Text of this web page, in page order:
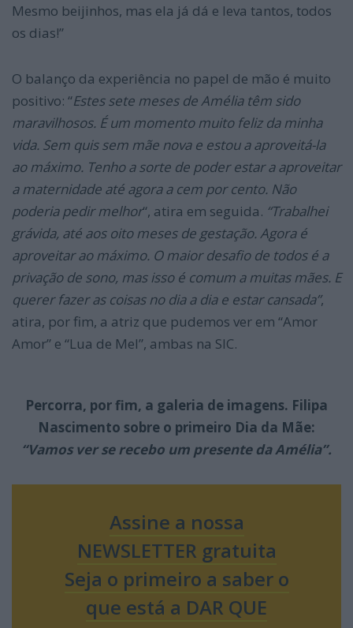
Mesmo beijinhos, mas ela já dá e leva tantos, todos
os dias!”
O balanço da experiência no papel de mão é muito
positivo: “Estes sete meses de Amélia têm sido
maravilhosos. É um momento muito feliz da minha
vida. Sem quis sem mãe nova e estou a aproveitá-la
ao máximo. Tenho a sorte de poder estar a aproveitar
a maternidade até agora a cem por cento. Não
poderia pedir melhor“, atira em seguida. “Trabalhei
grávida, até aos oito meses de gestação. Agora é
aproveitar ao máximo. O maior desafio de todos é a
privação de sono, mas isso é comum a muitas mães. E
querer fazer as coisas no dia a dia e estar cansada”,
atira, por fim, a atriz que pudemos ver em “Amor
Amor” e “Lua de Mel”, ambas na SIC.
Percorra, por fim, a galeria de imagens. Filipa
Nascimento sobre o primeiro Dia da Mãe:
“Vamos ver se recebo um presente da Amélia”.
Assine a nossa
NEWSLETTER gratuita
Seja o primeiro a saber o
que está a DAR QUE